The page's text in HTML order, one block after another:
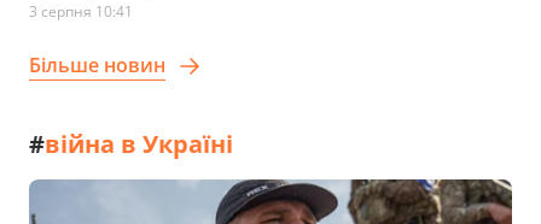
3 серпня 10:41
Більше новин
#війна в Україні